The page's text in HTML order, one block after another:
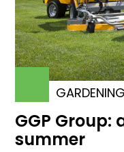
GARDENING
GGP
summer